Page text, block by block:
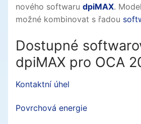
nového softwaru dpiMAX. Model
možné kombinovat s řadou
Dostupné
dpiMAX pro OCA
Kontaktní úhel
Povrchová energie